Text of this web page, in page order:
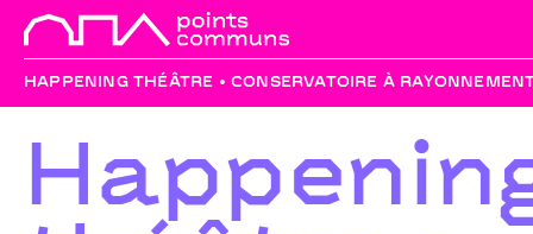
HAPPENING THÉÂTRE • CONSERVATOIRE À